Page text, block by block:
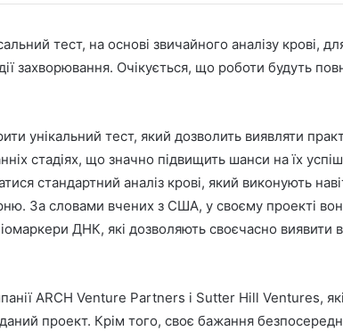
тест, на основі звичайного аналізу крові,
захворювання. Очікується, що роботи будуть
унікальний тест, який дозволить виявляти
стадіях, що значно підвищить шанси на їх
стандартний аналіз крові, який виконують
За словами вчених з США, у своєму проекті
ДНК, які дозволяють своєчасно виявити в
ARCH Venture Partners і Sutter Hill Ventures,
проект. Крім того, своє бажання